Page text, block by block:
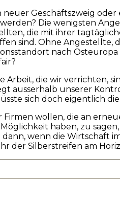
Geschäftszweig
Die wenigsten
die mit ihrer
sind. Ohne Angestellte,
nach
die wir verrichten,
ausserhalb unserer
sich doch eigentlich
Firmen wollen, die an
haben, zu
wenn die
der Silberstreifen am